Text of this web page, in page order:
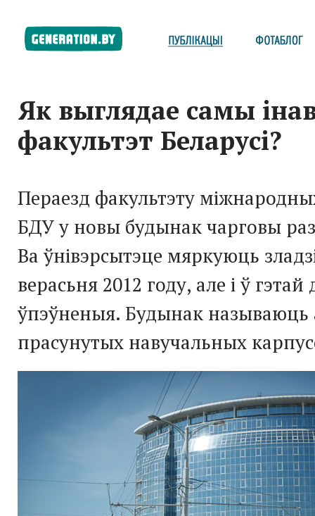
Як выглядае самы
факультэт Беларусі?
Пераезд факультэту
БДУ у новы будынак чарговы
Ва ўнівэрсытэце мяркуюць
верасьня 2012 году, але і ў гэтай
ўпэўненыя. Будынак
прасунутых навучальных